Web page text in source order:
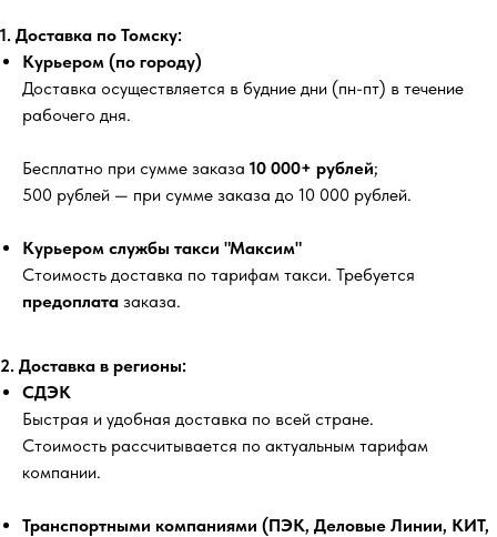
1. Доставка по Томску:
Курьером (по городу)
Доставка осуществляется в будние дни (пн-пт) в течение
рабочего дня.
Бесплатно при сумме заказа 10 000+ рублей;
500 рублей — при сумме заказа до 10 000 рублей.
Курьером службы такси "Максим"
Стоимость доставка по тарифам такси. Требуется
предоплата заказа.
2. Доставка в регионы:
СДЭК
Быстрая и удобная доставка по всей стране.
Стоимость рассчитывается по актуальным тарифам
компании.
Транспортными компаниями (ПЭК, Деловые Линии, КИТ,